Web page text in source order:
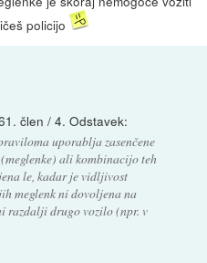
policijo
člen / 4. Odstavek:
uporablja zasenčene
ali kombinacijo teh
le, kadar je vidljivost
meglenk ni dovoljena na
razdalji drugo vozilo (npr. v